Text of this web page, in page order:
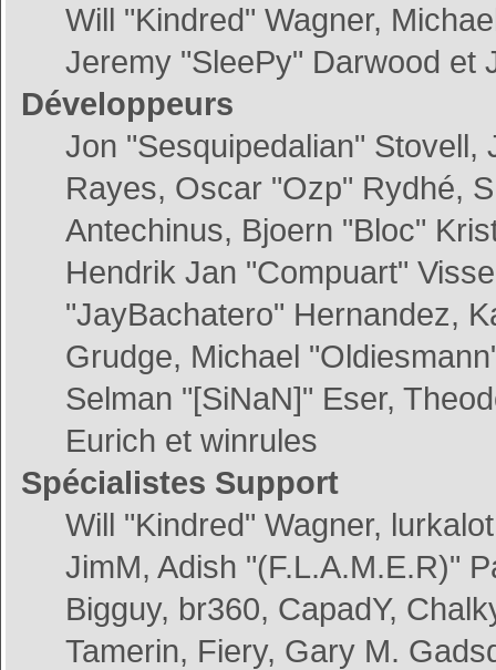
Will "Kindred" Wagner,
Jeremy "SleePy" Darwood et
Développeurs
Jon "Sesquipedalian"
Rayes, Oscar "Ozp" Rydhé,
Antechinus, Bjoern "Bloc"
Hendrik Jan "Compuart"
"JayBachatero" Hernandez,
Grudge, Michael
Selman "[SiNaN]" Eser,
Eurich et winrules
Spécialistes Support
Will "Kindred" Wagner,
JimM, Adish "(F.L.A.M.E.R)"
Bigguy, br360, CapadY,
Tamerin, Fiery, Gary M.